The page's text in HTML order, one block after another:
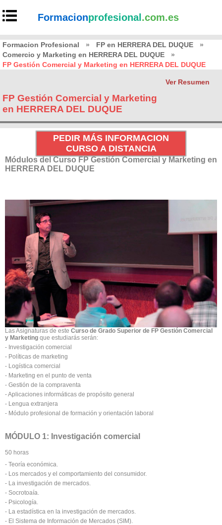
Formacionprofesional .com.es
Formacion Profesional » FP en HERRERA DEL DUQUE
»
Comercio y Marketing en HERRERA DEL DUQUE
»
FP Gestión Comercial y Marketing en HERRERA DEL DUQUE
Ver Resumen
FP Gestión Comercial y Marketing
en HERRERA DEL DUQUE
PEDIR MÁS INFORMACION
CURSO A DISTANCIA
Módulos del Curso FP Gestión Comercial y Marketing en
HERRERA DEL DUQUE
Las Asignaturas de este Curso de Grado Superior de FP Gestión Comercial
y Marketing que estudiarás serán:
- Investigación comercial
- Políticas de marketing
- Logística comercial
- Marketing en el punto de venta
- Gestión de la compraventa
- Aplicaciones informáticas de propósito general
- Lengua extranjera
- Módulo profesional de formación y orientación laboral
MÓDULO 1: Investigación comercial
50 horas
- Teoría económica.
- Los mercados y el comportamiento del consumidor.
- La investigación de mercados.
- Socrotoaía.
- Psicología.
- La estadística en la investigación de mercados.
- El Sistema de Información de Mercados (SIM).